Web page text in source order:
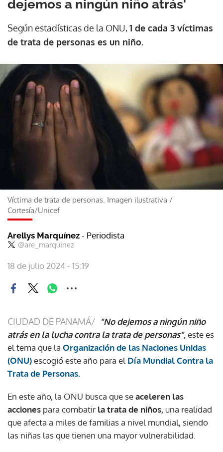
dejemos a ningún niño atrás'
Según estadísticas de la ONU, 1 de cada 3 víctimas
de trata de personas es un niño.
Víctima de trata de personas. Imagen ilustrativa /
Cortesía/Unicef
Arellys Marquínez - Periodista
@are_marquinez
18 de julio 2024 - 15:19
CIUDAD DE PANAMÁ/
"No dejemos a ningún niño
atrás en la lucha contra la trata de personas",este es
el tema que la Organización de las Naciones Unidas
(ONU)escogió este año para el Día Mundial Contra la
Trata de Personas.
En este año, la ONU busca que seaceleren las
acciones para combatir la trata de niños,una realidad
que afecta a miles de familias a nivel mundial, siendo
las niñas las que tienen una mayor vulnerabilidad.